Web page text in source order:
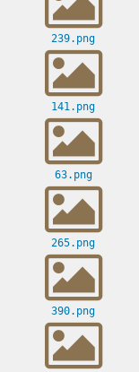
239.png
141.png
63.png
265.png
390.png